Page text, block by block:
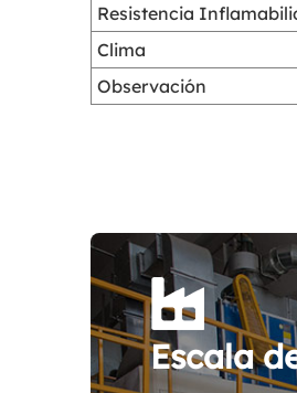
Resistencia
Clima
Observación
Escala